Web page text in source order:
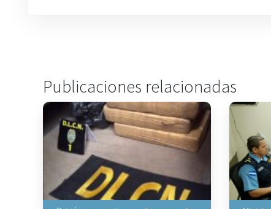
Publicaciones relacionadas